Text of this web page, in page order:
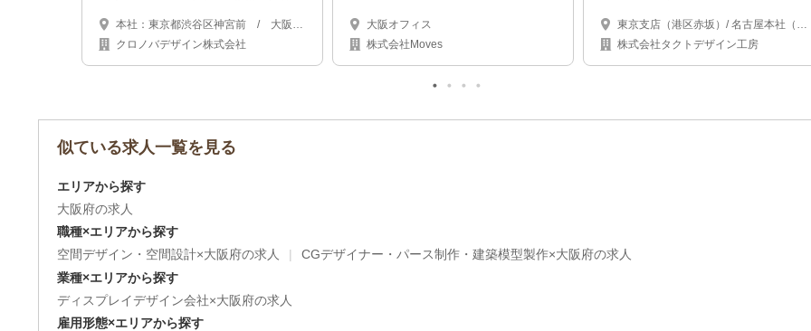
本社：東京都渋谷区神宮前 / 大阪オ
フィス：大阪府大阪市西区南堀江
クロノバデザイン株式会社
大阪オフィス
株式会社Moves
東京支店（港区赤坂）/ 名古屋本社（名
古屋市千種区）/ 大阪支店（心斎橋）/
株式会社タクトデザイン工房
似ている求人一覧を見る
エリアから探す
大阪府の求人
職種×エリアから探す
空間デザイン・空間設計×大阪府の求人
CGデザイナー・パース制作・建築模型製作×大阪府の求人
業種×エリアから探す
ディスプレイデザイン会社×大阪府の求人
雇用形態×エリアから探す